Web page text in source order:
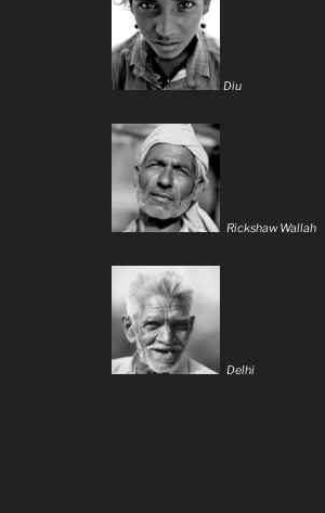
Diu
Rickshaw Wallah
Delhi